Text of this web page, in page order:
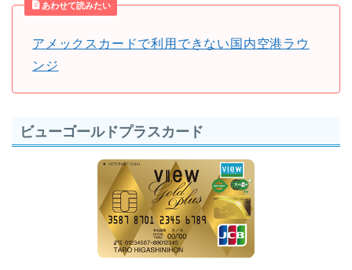
あわせて読みたい
アメックスカードで利用できない国内空港ラウ
ンジ
ビューゴールドプラスカード